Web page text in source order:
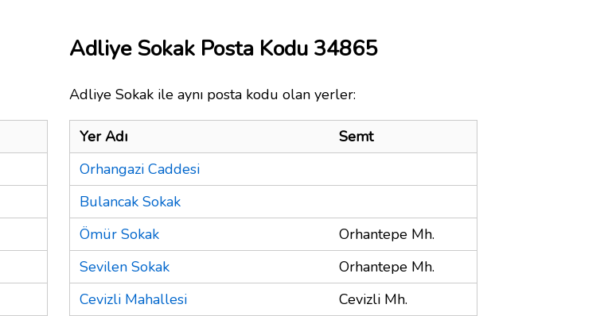
Adliye Sokak Posta Kodu 34865
Adliye Sokak ile aynı posta kodu olan yerler:
Yer Adı
Semt
Orhangazi Caddesi
Bulancak Sokak
Ömür Sokak
Orhantepe Mh.
Sevilen Sokak
Orhantepe Mh.
Cevizli Mahallesi
Cevizli Mh.